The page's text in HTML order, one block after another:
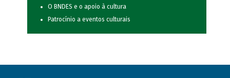
O BNDES e o apoio à cultura
Patrocínio a eventos culturais